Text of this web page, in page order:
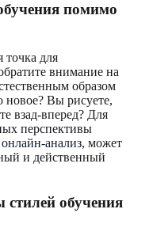
помимо
точка для
внимание на
образом
новое? Вы рисуете,
взад-вперед? Для
перспективы
онлайн-анализ, может
и действенный
обучения